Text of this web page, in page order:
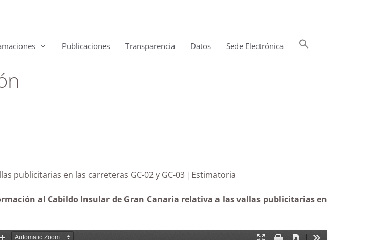
Publicaciones Transparencia Datos Sede Electrónica
publicitarias en las carreteras GC-02 y GC-03 |Estimatoria
al Cabildo Insular de Gran Canaria relativa a las vallas publicitarias en